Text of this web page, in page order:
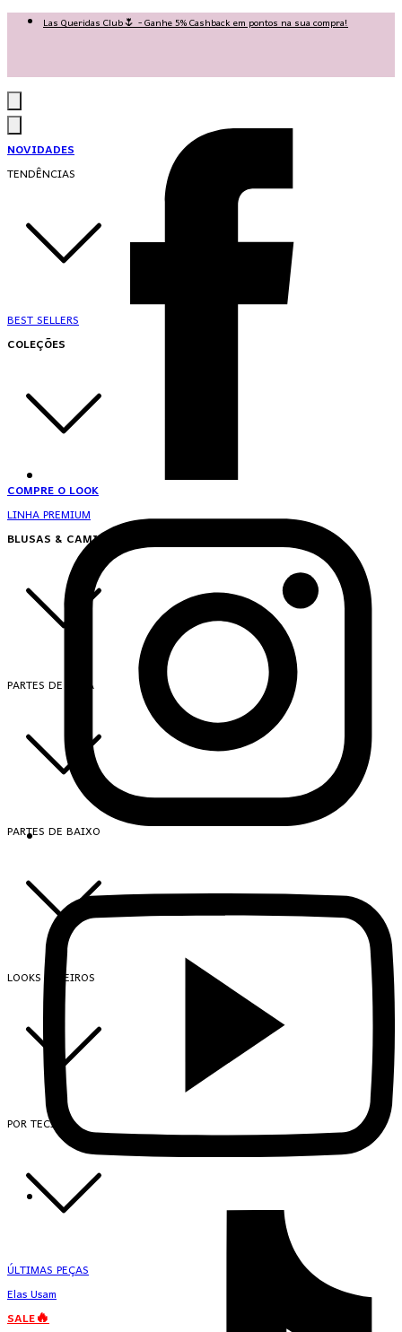
Las Queridas Club🌷 - Ganhe 5% Cashback em pontos na sua compra!
NOVIDADES
TENDÊNCIAS
BEST SELLERS
COLEÇÕES
COMPRE O LOOK
LINHA PREMIUM
BLUSAS & CAMISAS
PARTES DE CIMA
PARTES DE BAIXO
LOOKS INTEIROS
POR TECIDO
ÚLTIMAS PEÇAS
Elas Usam
SALE🔥